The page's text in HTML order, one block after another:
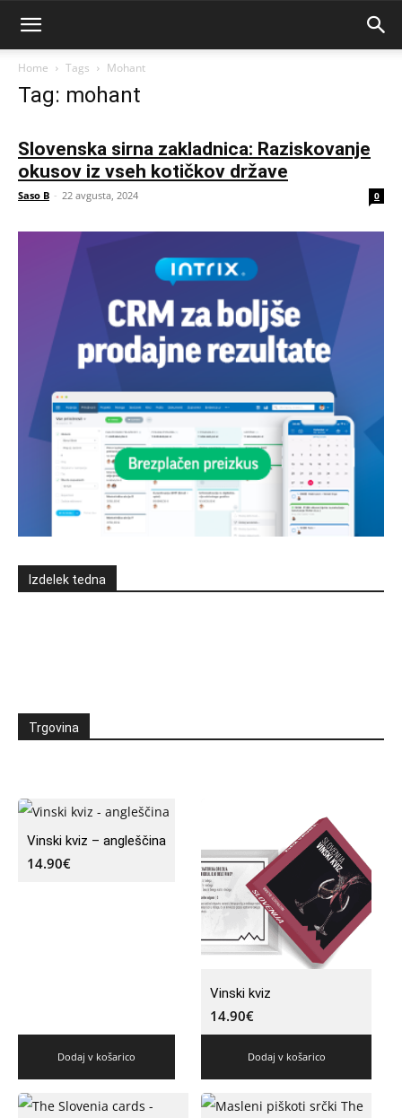
Home Tags Mohant
Tag: mohant
Slovenska sirna zakladnica: Raziskovanje
okusov iz vseh kotičkov države
Saso B - 22 avgusta, 2024 0
Izdelek tedna
Trgovina
Vinski kviz – angleščina
14.90€
Dodaj v košarico
Vinski kviz
14.90€
Dodaj v košarico